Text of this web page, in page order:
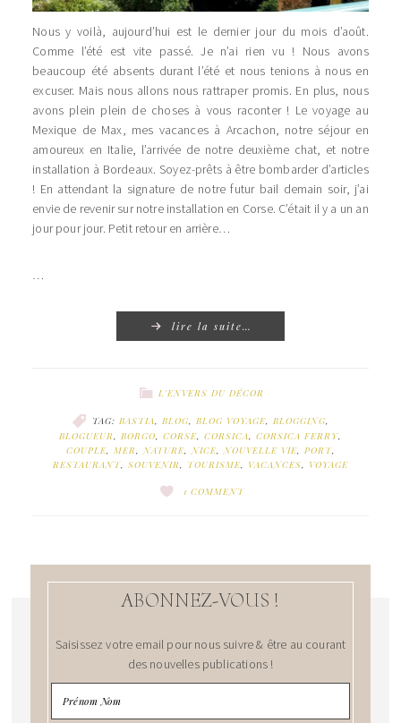
Nous y voilà, aujourd’hui est le dernier jour du mois d’août.
Comme l’été est vite passé. Je n’ai rien vu ! Nous avons
beaucoup été absents durant l’été et nous tenions à nous en
excuser. Mais nous allons nous rattraper promis. En plus, nous
avons plein plein de choses à vous raconter ! Le voyage au
Mexique de Max, mes vacances à Arcachon, notre séjour en
amoureux en Italie, l’arrivée de notre deuxième chat, et notre
installation à Bordeaux. Soyez-prêts à être bombarder d’articles
! En attendant la signature de notre futur bail demain soir, j’ai
envie de revenir sur notre installation en Corse. C’était il y a un an
jour pour jour. Petit retour en arrière…
…
lire la suite…
L'ENVERS DU DÉCOR
TAG: BASTIA BLOG BLOG VOYAGE BLOGGING
BLOGUEUR
BORGO CORSE CORSICA CORSICA FERRY
COUPLE, MER NATURE, NICE, NOUVELLE VIE, PORT,
RESTAURANT SOUVENIR TOURISME VACANCES VOYAGE
1 COMMENT
ABONNEZ-VOUS !
Saisissez votre email pour nous suivre & être au courant
des nouvelles publications !